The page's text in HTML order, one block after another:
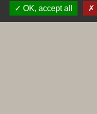
Liens
OK, accept all